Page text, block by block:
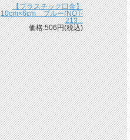
【プラスチック口金】
10cm×6cm ブルー(NOT-
213...
価格:506円(税込)